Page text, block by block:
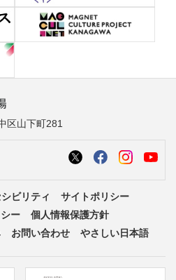
区山下町281
ビリティ
サイトポリシー
ー
個人情報保護方針
お問い合わせ やさしい日本語